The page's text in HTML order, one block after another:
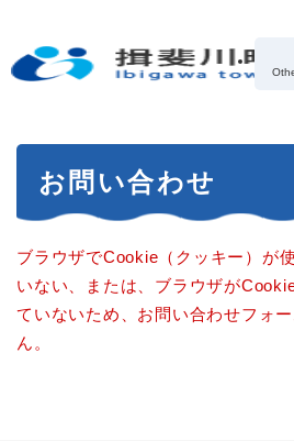
の
お問い合わせ
ブラウザでCookie（クッキー）が
いない、または、ブラウザが
ていないため、お問い合わせフォ
ん。